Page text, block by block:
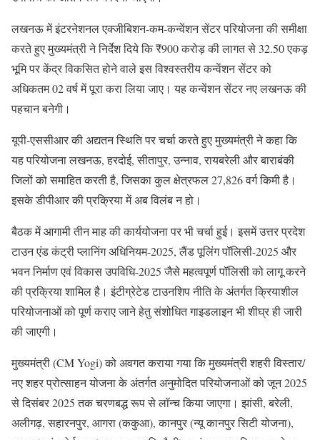
लखनऊ में इंटरनेशनल एक्जीबिशन-कम-कन्वेंशन सेंटर परियोजना की समीक्षा
करते हुए मुख्यमंत्री ने निर्देश दिये कि ₹900 करोड़ की लागत से 32.50 एकड़
भूमि पर केंद्र विकसित होने वाले इस विश्वस्तरीय कन्वेंशन सेंटर को
अधिकतम 02 वर्ष में पूरा करा लिया जाए। यह कन्वेंशन सेंटर नए लखनऊ की
पहचान बनेगी।
यूपी-एससीआर की अद्यतन स्थिति पर चर्चा करते हुए मुख्यमंत्री ने कहा कि
यह परियोजना लखनऊ, हरदोई, सीतापुर, उन्नाव, रायबरेली और बाराबंकी
जिलों को समाहित करती है, जिसका कुल क्षेत्रफल 27,826 वर्ग किमी है।
इसके डीपीआर की प्रक्रिया में अब विलंब न हो।
बैठक में आगामी तीन माह की कार्ययोजना पर भी चर्चा हुई। इसमें उत्तर प्रदेश
टाउन एंड कंट्री प्लानिंग अधिनियम-2025, लैंड पूलिंग पॉलिसी-2025 और
भवन निर्माण एवं विकास उपविधि-2025 जैसे महत्वपूर्ण पॉलिसी को लागू करने
की प्रक्रिया शामिल है। इंटीग्रेटेड टाउनशिप नीति के अंतर्गत क्रियाशील
परियोजनाओं को पूर्ण कराए जाने हेतु संशोधित गाइडलाइन भी शीघ्र ही जारी
की जाएगी।
मुख्यमंत्री (CM Yogi) को अवगत कराया गया कि मुख्यमंत्री शहरी विस्तार/
नए शहर प्रोत्साहन योजना के अंतर्गत अनुमोदित परियोजनाओं को जून 2025
से दिसंबर 2025 तक चरणबद्ध रूप से लॉन्च किया जाएगा। झांसी, बरेली,
अलीगढ़, सहारनपुर, आगरा (ककुआ), कानपुर (न्यू कानपुर सिटी योजना),